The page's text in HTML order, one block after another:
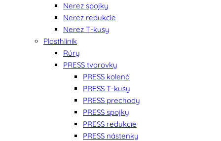
Nerez spojky
Nerez redukcie
Nerez T-kusy
Plasthliník
Rúry
PRESS tvarovky
PRESS kolená
PRESS T-kusy
PRESS prechody
PRESS spojky
PRESS redukcie
PRESS nástenky